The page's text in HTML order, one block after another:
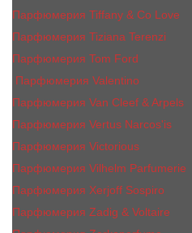
Парфюмерия Tiffany & Co Love
Парфюмерия Tiziana Terenzi
Парфюмерия Tom Ford
Парфюмерия Valentino
Парфюмерия Van Cleef & Arpels
Парфюмерия Vertus Narcos'is
Парфюмерия Victorious
Парфюмерия Vilhelm Parfumerie
Парфюмерия Xerjoff Sospiro
Парфюмерия Zadig & Voltaire